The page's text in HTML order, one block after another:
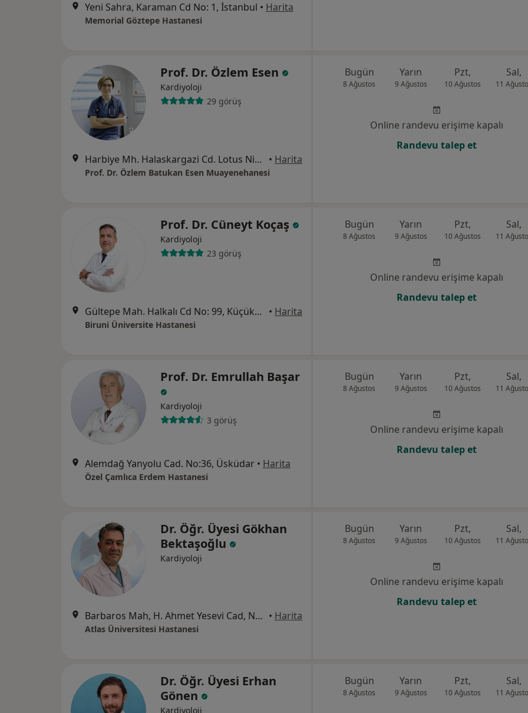
Yeni Sahra, Karaman Cd No: 1, İstanbul • Harita
Memorial Göztepe Hastanesi
Prof. Dr. Özlem Esen
Kardiyoloji
29 görüş
Harbiye Mh. Halaskargazi Cd. Lotus Nişantaşı No:38-66 Daire no:1 K:2, Şişli • Harita
Prof. Dr. Özlem Batukan Esen Muayenehanesi
Bugün
8 Ağustos
Yarın
9 Ağustos
Pzt,
10 Ağustos
Sal,
11
Online randevu erişime kapalı
Randevu talep et
Prof. Dr. Cüneyt Koçaş
Kardiyoloji
23 görüş
Gültepe Mah. Halkalı Cd No: 99, Küçükçekmece • Harita
Biruni Üniversite Hastanesi
Bugün
8 Ağustos
Yarın
9 Ağustos
Pzt,
10 Ağustos
Sal,
11
Online randevu erişime kapalı
Randevu talep et
Prof. Dr. Emrullah Başar
Kardiyoloji
3 görüş
Alemdağ Yanyolu Cad. No:36, Üsküdar • Harita
Özel Çamlıca Erdem Hastanesi
Bugün
8 Ağustos
Yarın
9 Ağustos
Pzt,
10 Ağustos
Sal,
11
Online randevu erişime kapalı
Randevu talep et
Dr. Öğr. Üyesi Gökhan
Bektaşoğlu
Kardiyoloji
Barbaros Mah, H. Ahmet Yesevi Cad, No: 149 Güneşli - Bağcılar / İstanbul, Bağcılar • Harita
Atlas Üniversitesi Hastanesi
Bugün
8 Ağustos
Yarın
9 Ağustos
Pzt,
10 Ağustos
Sal,
11
Online randevu erişime kapalı
Randevu talep et
Dr. Öğr. Üyesi Erhan
Gönen
Kardiyoloji
Bugün
8 Ağustos
Yarın
9 Ağustos
Pzt,
10 Ağustos
Sal,
11